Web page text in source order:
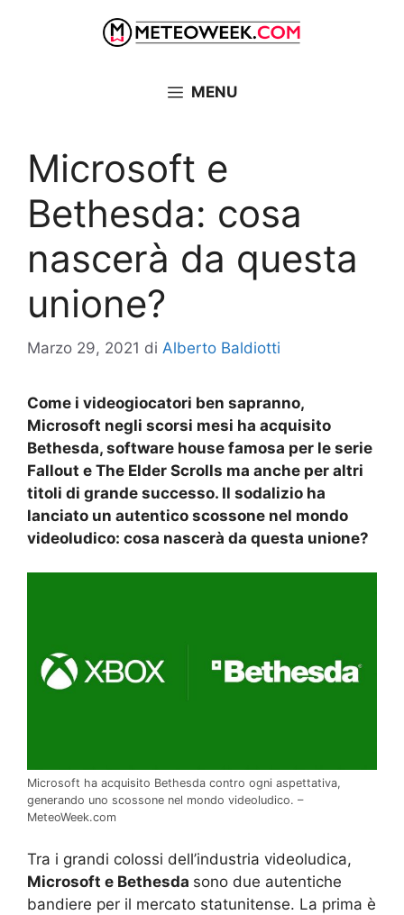
MENU
Microsoft e
Bethesda: cosa
nascerà da questa
unione?
Marzo 29, 2021 di Alberto Baldiotti
Come i videogiocatori ben sapranno,
Microsoft negli scorsi mesi ha acquisito
Bethesda, software house famosa per le serie
Fallout e The Elder Scrolls ma anche per altri
titoli di grande successo. Il sodalizio ha
lanciato un autentico scossone nel mondo
videoludico: cosa nascerà da questa unione?
Microsoft ha acquisito Bethesda contro ogni aspettativa,
generando uno scossone nel mondo videoludico. –
MeteoWeek.com
Tra i grandi colossi dell’industria videoludica,
Microsoft e Bethesda sono due autentiche
bandiere per il mercato statunitense. La prima è